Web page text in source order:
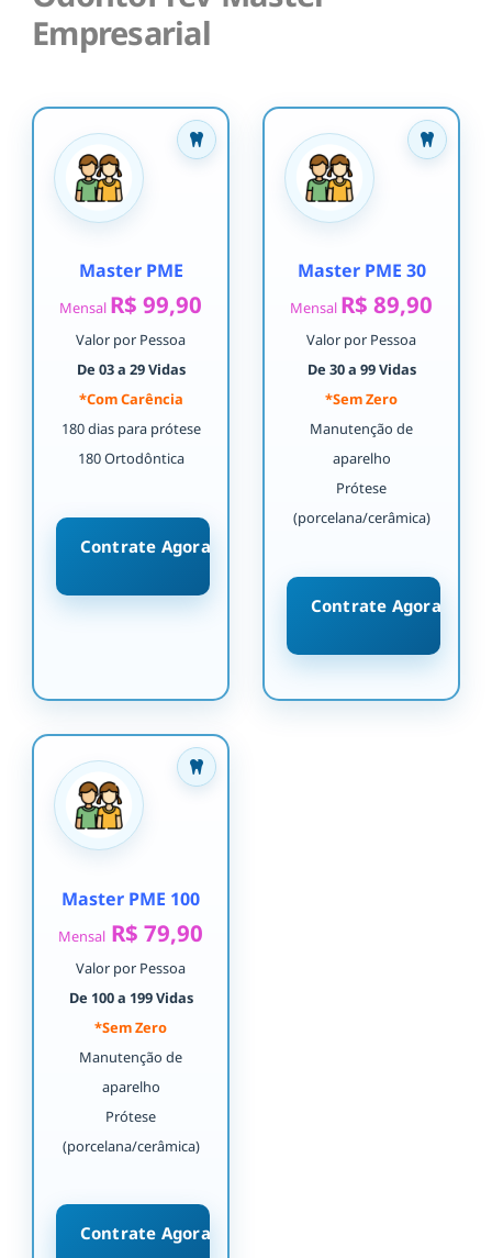
Empresarial
Master PME
Mensal R$ 99,90
Valor por Pessoa
De 03 a 29 Vidas
*Com Carência
180 dias para prótese
180 Ortodôntica
Contrate Agora
Master PME 30
Mensal R$ 89,90
Valor por Pessoa
De 30 a 99 Vidas
*Sem Zero
Manutenção de
aparelho
Prótese
(porcelana/cerâmica)
Contrate Agora
Master PME 100
Mensal R$ 79,90
Valor por Pessoa
De 100 a 199 Vidas
*Sem Zero
Manutenção de
aparelho
Prótese
(porcelana/cerâmica)
Contrate Agora